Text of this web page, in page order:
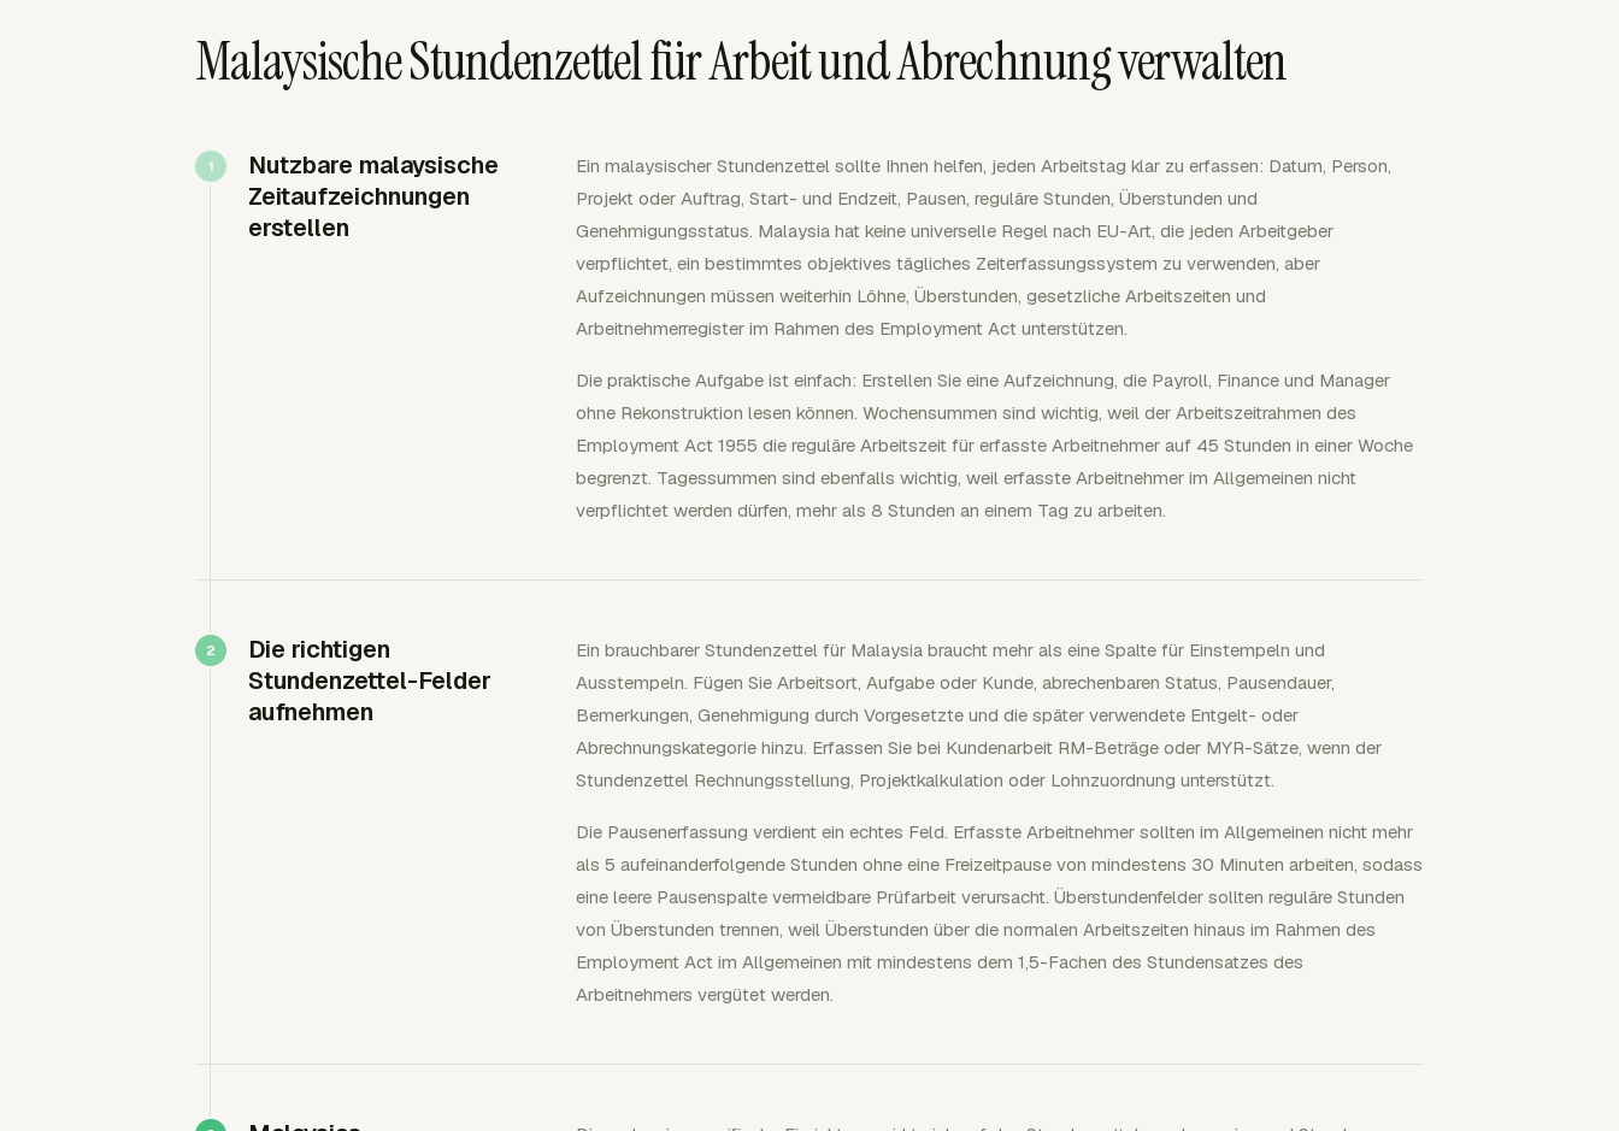
Malaysische Stundenzettel für Arbeit und Abrechnung verwalten
Nutzbare malaysische
Zeitaufzeichnungen
erstellen
Ein malaysischer Stundenzettel sollte Ihnen helfen, jeden Arbeitstag klar zu erfassen: Datum, Person,
Projekt oder Auftrag, Start- und Endzeit, Pausen, reguläre Stunden, Überstunden und
Genehmigungsstatus. Malaysia hat keine universelle Regel nach EU-Art, die jeden Arbeitgeber
verpflichtet, ein bestimmtes objektives tägliches Zeiterfassungssystem zu verwenden, aber
Aufzeichnungen müssen weiterhin Löhne, Überstunden, gesetzliche Arbeitszeiten und
Arbeitnehmerregister im Rahmen des Employment Act unterstützen.
Die praktische Aufgabe ist einfach: Erstellen Sie eine Aufzeichnung, die Payroll, Finance und Manager
ohne Rekonstruktion lesen können. Wochensummen sind wichtig, weil der Arbeitszeitrahmen des
Employment Act 1955 die reguläre Arbeitszeit für erfasste Arbeitnehmer auf 45 Stunden in einer Woche
begrenzt. Tagessummen sind ebenfalls wichtig, weil erfasste Arbeitnehmer im Allgemeinen nicht
verpflichtet werden dürfen, mehr als 8 Stunden an einem Tag zu arbeiten.
Die richtigen
Stundenzettel-Felder
aufnehmen
Ein brauchbarer Stundenzettel für Malaysia braucht mehr als eine Spalte für Einstempeln und
Ausstempeln. Fügen Sie Arbeitsort, Aufgabe oder Kunde, abrechenbaren Status, Pausendauer,
Bemerkungen, Genehmigung durch Vorgesetzte und die später verwendete Entgelt- oder
Abrechnungskategorie hinzu. Erfassen Sie bei Kundenarbeit RM-Beträge oder MYR-Sätze, wenn der
Stundenzettel Rechnungsstellung, Projektkalkulation oder Lohnzuordnung unterstützt.
Die Pausenerfassung verdient ein echtes Feld. Erfasste Arbeitnehmer sollten im Allgemeinen nicht mehr
als 5 aufeinanderfolgende Stunden ohne eine Freizeitpause von mindestens 30 Minuten arbeiten, sodass
eine leere Pausenspalte vermeidbare Prüfarbeit verursacht. Überstundenfelder sollten reguläre Stunden
von Überstunden trennen, weil Überstunden über die normalen Arbeitszeiten hinaus im Rahmen des
Employment Act im Allgemeinen mit mindestens dem 1,5-Fachen des Stundensatzes des
Arbeitnehmers vergütet werden.